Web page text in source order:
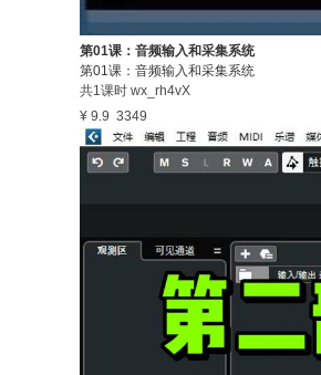
第01课：音频输入和采集系统
第01课：音频输入和采集系统
共1课时 wx_rh4vX
¥ 9.9 3349